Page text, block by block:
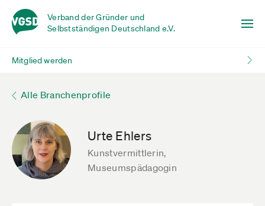
Verband der Gründer und
Selbstständigen Deutschland e.V.
Mitglied werden
Alle Branchenprofile
Urte Ehlers
Kunstvermittlerin,
Museumspädagogin